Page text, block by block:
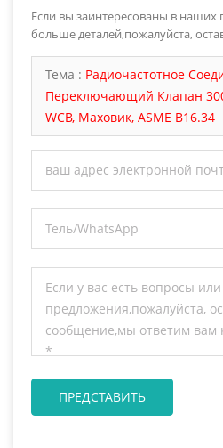
Если вы заинтересованы в наших
больше деталей,пожалуйста,
Тема : Радиочастотное
Переключающий Клапан
WCB, Маховик, ASME B16.34